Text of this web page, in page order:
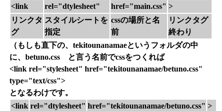
<link
rel="dtylesheet" href="main.css" >
リンクタ
グ
スタイルシートを
指定
cssの場所と名
前
リンクタグ
終わり
（もしも直下の、tekitounanamaeというフォルダの中
に、betuno.css と言う名前でcssをつくれば
<link rel="stylesheet" href="tekitounanamae/betuno.css"
type="text/css">
となるわけです。
<link rel="dtylesheet" href="tekitounanamae/betuno.css" >